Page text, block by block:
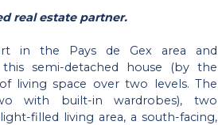
real estate partner.
in the Pays de Gex area and
semi-detached house (by the
living space over two levels. The
with built-in wardrobes), two
filled living area, a south-facing,